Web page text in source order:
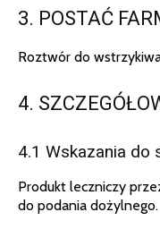
3. POSTAĆ
Roztwór do
4.
4.1 Wskazania do
Produkt leczniczy
do podania dożylnego.